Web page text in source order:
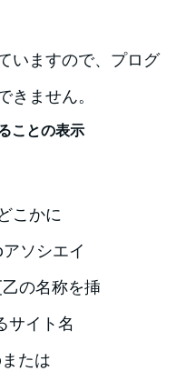
いますので、プログ
きません。
ことの表示
こかに
ソシエイ
の名称を挿
サイト名
たは